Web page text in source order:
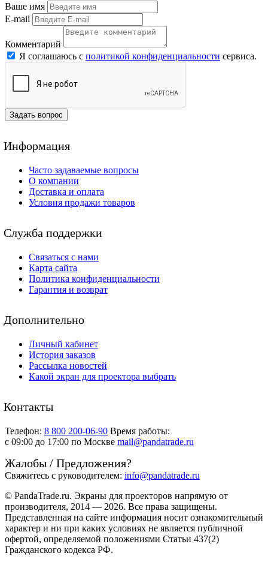
Ваше имя
E-mail
Комментарий
Я соглашаюсь с политикой конфиденциальности сервиса.
Задать вопрос
Информация
Часто задаваемые вопросы
О компании
Доставка и оплата
Условия продажи товаров
Служба поддержки
Связаться с нами
Карта сайта
Политика конфиденциальности
Гарантия и возврат
Дополнительно
Личный кабинет
История заказов
Рассылка новостей
Какой экран для проектора выбрать
Контакты
Телефон: 8 800 200-06-90 Время работы:
c 09:00 до 17:00 по Москве mail@pandatrade.ru
Жалобы / Предложения?
Свяжитесь с руководителем: info@pandatrade.ru
© PandaTrade.ru. Экраны для проекторов напрямую от
производителя, 2014 — 2026. Все права защищены.
Представленная на сайте информация носит ознакомительный
характер и ни при каких условиях не является публичной
офертой, определяемой положениями Статьи 437(2)
Гражданского кодекса РФ.